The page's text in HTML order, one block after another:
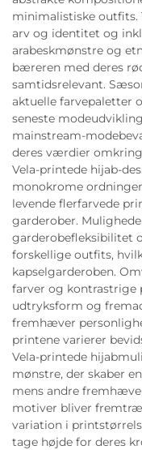
minimalistiske
arv og identitet og
arabeskmønstre og
bæreren med deres
samtidsrelevant.
aktuelle farvepaletter
seneste
mainstream-
deres værdier
Vela-printede hijab-
monokrome
levende flerfarvede
garderober.
garderobefleksibilitet
forskellige outfits,
kapselgarderoben.
farver og
udtryksform og
fremhæver
printene varierer
Vela-printede
mønstre, der skaber
mens andre
motiver bliver
variation i
tage højde for deres